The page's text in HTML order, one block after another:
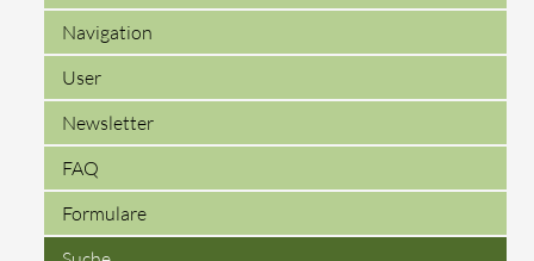
Navigation
User
Newsletter
FAQ
Formulare